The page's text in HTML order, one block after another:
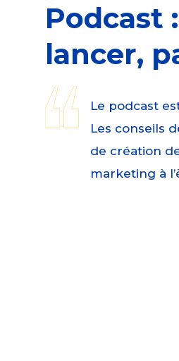
Podcast
lancer,
Le podcast
Les conseils
de création
marketing à